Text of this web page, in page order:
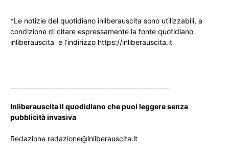
*Le notizie del quotidiano inliberauscita sono utilizzabili, a
condizione di citare espressamente la fonte quotidiano
inliberauscita e l’indirizzo https://inliberauscita.it
Inliberauscita il quodidiano che puoi leggere senza
pubblicità invasiva
Redazione redazione@inliberauscita.it